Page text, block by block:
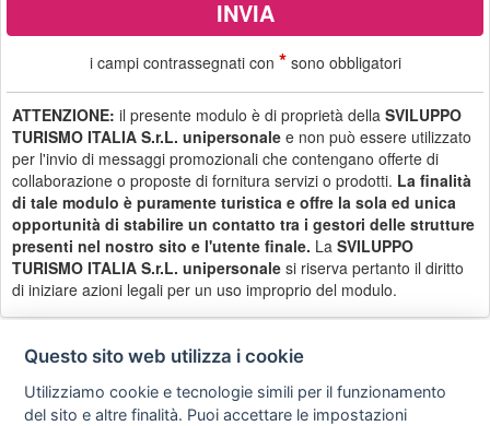
i campi contrassegnati con *sono obbligatori
ATTENZIONE: il presente modulo è di proprietà della SVILUPPO
TURISMO ITALIA S.r.L. unipersonale e non può essere utilizzato
per l'invio di messaggi promozionali che contengano offerte di
collaborazione o proposte di fornitura servizi o prodotti. La finalità
di tale modulo è puramente turistica e offre la sola ed unica
opportunità di stabilire un contatto tra i gestori delle strutture
presenti nel nostro sito e l'utente finale. La SVILUPPO
TURISMO ITALIA S.r.L. unipersonale si riserva pertanto il diritto
di iniziare azioni legali per un uso improprio del modulo.
Privacy
policy
Avviso
legale
Scrivici
Questo sito web utilizza i cookie
Utilizziamo cookie e tecnologie simili per il funzionamento
del sito e altre finalità. Puoi accettare le impostazioni